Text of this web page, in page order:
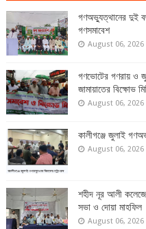
গণঅভ্যুত্থানের দুই
গণসমাবেশ
August 06, 2026
গণভোটের গণরায় ও
জামায়াতের বিক্ষোভ
August 06, 2026
কালীগঞ্জে জুলাই
August 06, 2026
শহীদ নূর আলী
সভা ও দোয়া মাহফিল
August 06, 2026